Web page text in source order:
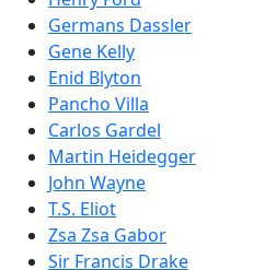
Germans Dassler
Gene Kelly
Enid Blyton
Pancho Villa
Carlos Gardel
Martin Heidegger
John Wayne
T.S. Eliot
Zsa Zsa Gabor
Sir Francis Drake